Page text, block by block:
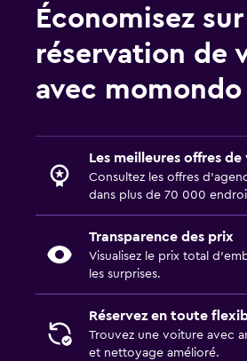
Économisez
réservation de
avec momondo
Les meilleures offres
Consultez les offres
dans plus de 70 000
Transparence des prix
Visualisez le prix total
les surprises.
Réservez en toute
Trouvez une voiture avec
et nettoyage amélioré.